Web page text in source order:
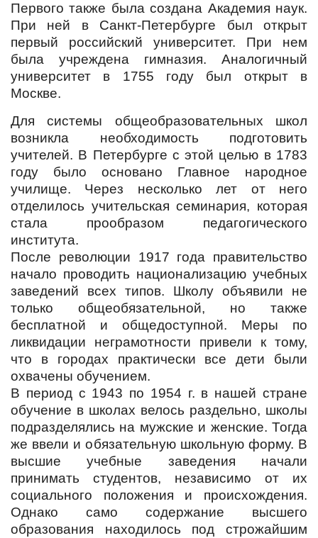
Первого также была создана Академия наук.
При ней в Санкт-Петербурге был открыт
первый российский университет. При нем
была учреждена гимназия. Аналогичный
университет в 1755 году был открыт в
Москве.
Для системы общеобразовательных школ
возникла необходимость подготовить
учителей. В Петербурге с этой целью в 1783
году было основано Главное народное
училище. Через несколько лет от него
отделилось учительская семинария, которая
стала прообразом педагогического
института.
После революции 1917 года правительство
начало проводить национализацию учебных
заведений всех типов. Школу объявили не
только общеобязательной, но также
бесплатной и общедоступной. Меры по
ликвидации неграмотности привели к тому,
что в городах практически все дети были
охвачены обучением.
В период с 1943 по 1954 г. в нашей стране
обучение в школах велось раздельно, школы
подразделялись на мужские и женские. Тогда
же ввели и обязательную школьную форму. В
высшие учебные заведения начали
принимать студентов, независимо от их
социального положения и происхождения.
Однако само содержание высшего
образования находилось под строжайшим